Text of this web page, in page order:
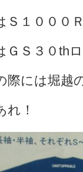
Ｓ１０００
ＧＳ３０th
際には堀越
れ！